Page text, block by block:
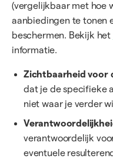
(vergelijkbaar met hoe
aanbiedingen te tonen
beschermen. Bekijk het
informatie.
Zichtbaarheid voor
dat je de specifieke
niet waar je verder
verantwoordelijk
eventuele